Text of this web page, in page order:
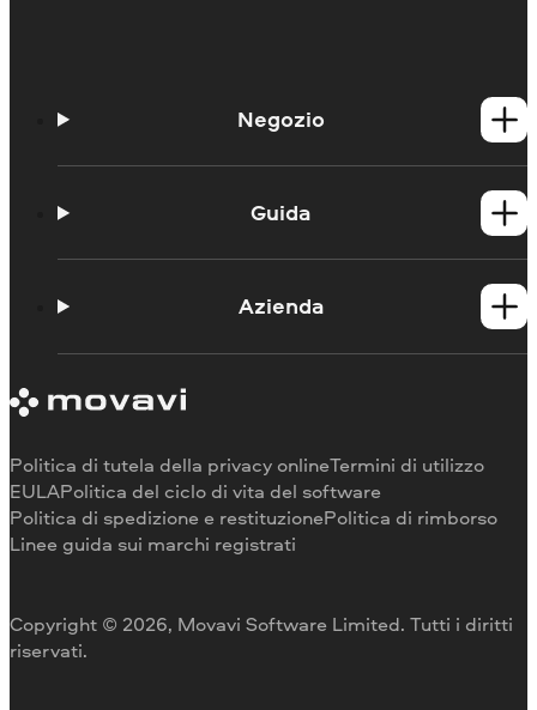
Negozio
Prodotti per Mac
Guida
Portale didattico
Limitazioni della versione di prova
Rimborso
Azienda
Testimonianze
Perché scegliere noi
Per il lavoro
Copyright © 2026, Movavi Software Limited. Tutti i diritti
riservati.
Politica di tutela della privacy onlineTermini di utilizzo
EULAPolitica del ciclo di vita del software
Politica di spedizione e restituzionePolitica di rimborso
Linee guida sui marchi registrati